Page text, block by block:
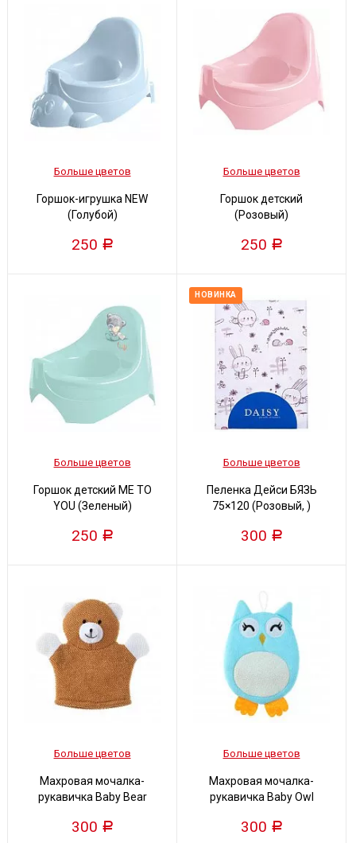
Больше цветов
Горшок-игрушка NEW
(Голубой)
250 Р
Больше цветов
Горшок детский
(Розовый)
250 Р
Больше цветов
Горшок детский ME TO
YOU (Зеленый)
250 Р
НОВИНКА
Больше цветов
Пеленка Дейси БЯЗЬ
75×120 (Розовый, )
300 Р
Больше цветов
Махровая мочалка-
рукавичка Baby Bear
300 Р
Больше цветов
Махровая мочалка-
рукавичка Baby Owl
300 Р